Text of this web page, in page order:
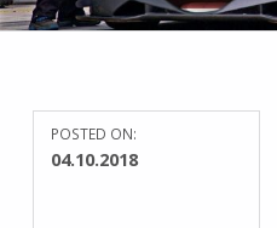
POSTED ON:
04.10.2018